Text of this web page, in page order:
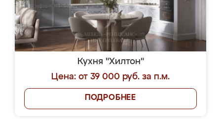
Кухня "Хилтон"
Цена: от 39 000 руб. за п.м.
ПОДРОБНЕЕ